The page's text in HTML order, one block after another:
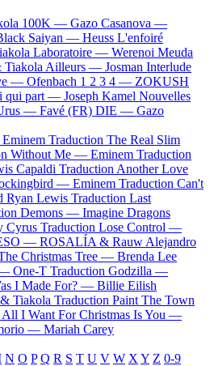
100K — Gazo Casanova —
Saiyan — Heuss L'enfoiré
Laboratoire — Werenoi Meuda
Tiakola Ailleurs — Josman Interlude
— Ofenbach 1 2 3 4 — ZOKUSH
qui part — Joseph Kamel Nouvelles
— Favé (FR) DIE — Gazo
Eminem Traduction The Real Slim
Without Me — Eminem Traduction
Capaldi Traduction Another Love
— Eminem Traduction Can't
Ryan Lewis Traduction Last
Demons — Imagine Dragons
Cyrus Traduction Lose Control —
— ROSALÍA & Rauw Alejandro
Christmas Tree — Brenda Lee
— One-T Traduction Godzilla —
I Made For? — Billie Eilish
Tiakola Traduction Paint The Town
All I Want For Christmas Is You —
— Mariah Carey
N O P Q R S T U V W X Y Z 0-9